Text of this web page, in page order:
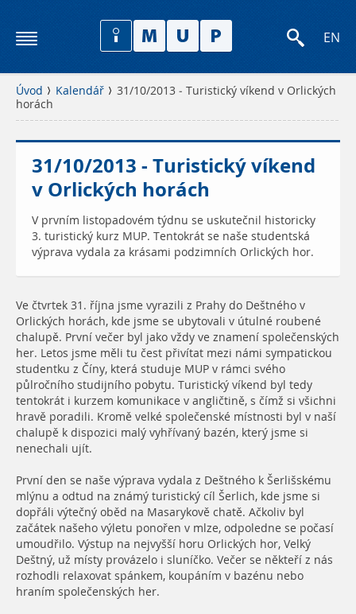
EN
Úvod Kalendář
31/10/2013 - Turistický víkend v Orlických
horách
31/10/2013 - Turistický víkend
v Orlických horách
V prvním listopadovém týdnu se uskutečnil historicky
3. turistický kurz MUP. Tentokrát se naše studentská
výprava vydala za krásami podzimních Orlických hor.
Ve čtvrtek 31. října jsme vyrazili z Prahy do Deštného v
Orlických horách, kde jsme se ubytovali v útulné roubené
chalupě. První večer byl jako vždy ve znamení společenských
her. Letos jsme měli tu čest přivítat mezi námi sympatickou
studentku z Číny, která studuje MUP v rámci svého
půlročního studijního pobytu. Turistický víkend byl tedy
tentokrát i kurzem komunikace v angličtině, s čímž si všichni
hravě poradili. Kromě velké společenské místnosti byl v naší
chalupě k dispozici malý vyhřívaný bazén, který jsme si
nenechali ujít.
První den se naše výprava vydala z Deštného k Šerlišskému
mlýnu a odtud na známý turistický cíl Šerlich, kde jsme si
dopřáli výtečný oběd na Masarykově chatě. Ačkoliv byl
začátek našeho výletu ponořen v mlze, odpoledne se počasí
umoudřilo. Výstup na nejvyšší horu Orlických hor, Velký
Deštný, už místy provázelo i sluníčko. Večer se někteří z nás
rozhodli relaxovat spánkem, koupáním v bazénu nebo
hraním společenských her.